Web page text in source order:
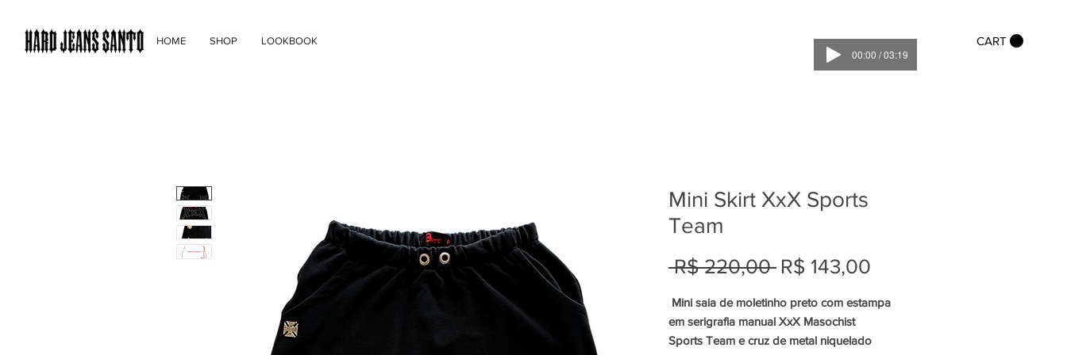
HOME SHOP LOOKBOOK CART
Mini Skirt XxX Sports
Team
R$ 220,00 Preço
R$ 143,00
Mini saia de moletinho preto com estampa
em serigrafia manual XxX Masochist
Sports Team e cruz de metal niquelado
00:00 / 03:19